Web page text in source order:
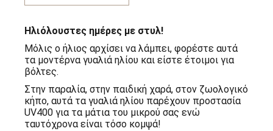
Ηλιόλουστες ημέρες με στυλ!
Μόλις ο ήλιος αρχίσει να λάμπει, φορέστε αυτά
τα μοντέρνα γυαλιά ηλίου και είστε έτοιμοι για
βόλτες.
Στην παραλία, στην παιδική χαρά, στον ζωολογικό
κήπο, αυτά τα γυαλιά ηλίου παρέχουν προστασία
UV400 για τα μάτια του μικρού σας ενώ
ταυτόχρονα είναι τόσο κομψά!